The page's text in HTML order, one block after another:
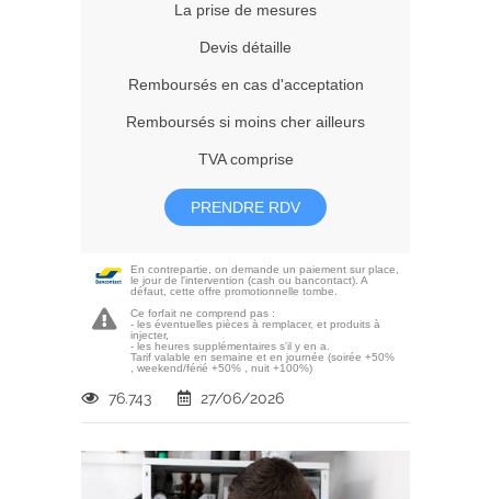
La prise de mesures
Devis détaille
Remboursés en cas d'acceptation
Remboursés si moins cher ailleurs
TVA comprise
PRENDRE RDV
En contrepartie, on demande un paiement sur place,
le jour de l'intervention (cash ou bancontact). A
défaut, cette offre promotionnelle tombe.
Ce forfait ne comprend pas :
- les éventuelles pièces à remplacer, et produits à
injecter,
- les heures supplémentaires s'il y en a.
Tarif valable en semaine et en journée (soirée +50%
, weekend/férié +50% , nuit +100%)
76.743 27/06/2026